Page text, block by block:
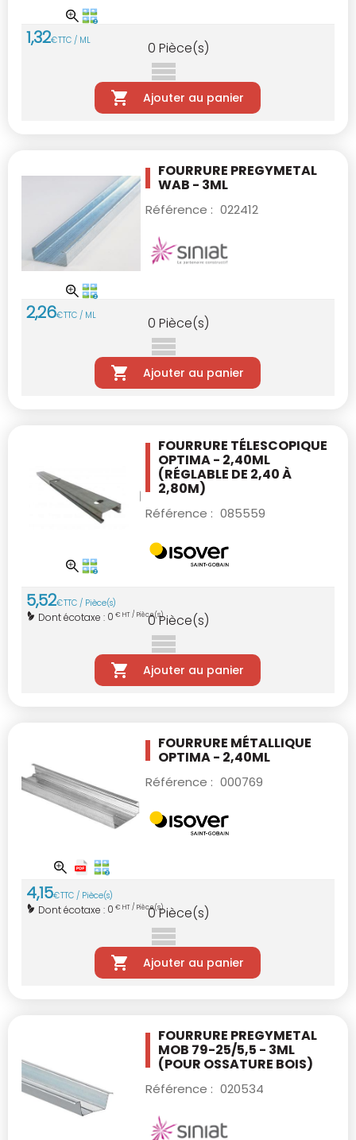
1,32€TTC / ML 0 Pièce(s)
Ajouter au panier
FOURRURE PREGYMETAL
WAB - 3ML
Référence : 022412
2,26€TTC / ML 0 Pièce(s)
Ajouter au panier
FOURRURE TÉLESCOPIQUE
OPTIMA - 2,40ML
(RÉGLABLE DE 2,40 À
2,80M)
Référence : 085559
5,52€TTC / Pièce(s)
Dont écotaxe : 0 € HT / Pièce(s)
0Pièce(s)
Ajouter au panier
FOURRURE MÉTALLIQUE
OPTIMA - 2,40ML
Référence : 000769
4,15€TTC / Pièce(s)
Dont écotaxe : 0 € HT / Pièce(s)
0Pièce(s)
Ajouter au panier
FOURRURE PREGYMETAL
MOB 79-25/5,5 - 3ML
(POUR OSSATURE BOIS)
Référence : 020534